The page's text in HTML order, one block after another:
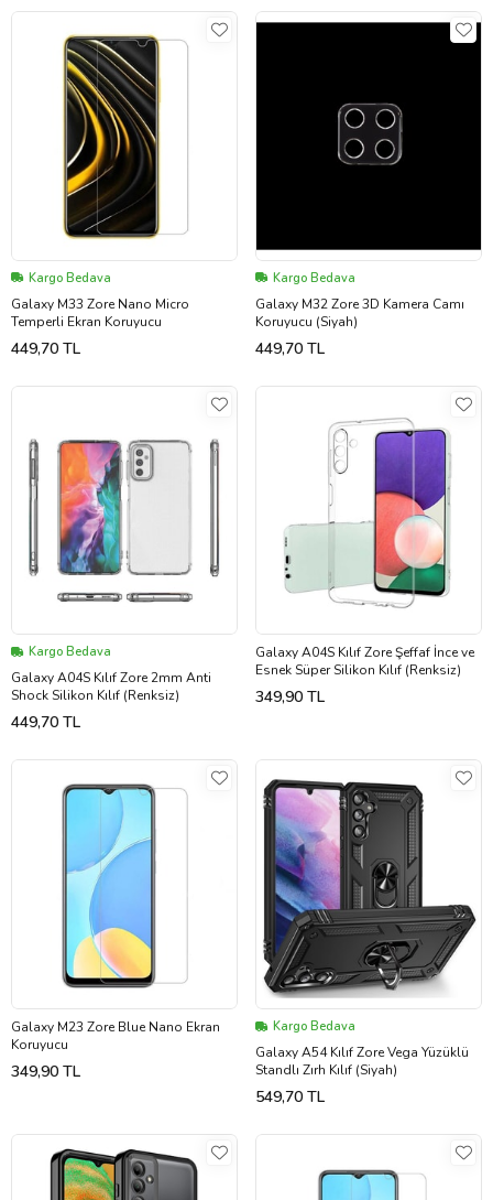
Kargo Bedava
Galaxy M33 Zore Nano Micro
Temperli Ekran Koruyucu
449,70 TL
Kargo Bedava
Galaxy M32 Zore 3D Kamera Camı
Koruyucu (Siyah)
449,70 TL
Kargo Bedava
Galaxy A04S Kılıf Zore 2mm Anti
Shock Silikon Kılıf (Renksiz)
449,70 TL
Galaxy A04S Kılıf Zore Şeffaf İnce ve
Esnek Süper Silikon Kılıf (Renksiz)
349,90 TL
Galaxy M23 Zore Blue Nano Ekran
Koruyucu
349,90 TL
Kargo Bedava
Galaxy A54 Kılıf Zore Vega Yüzüklü
Standlı Zırh Kılıf (Siyah)
549,70 TL